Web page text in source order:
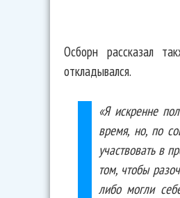
Осборн рассказал
откладывался.
«Я искренне
время, но, по
участвовать в
том, чтобы
либо могли